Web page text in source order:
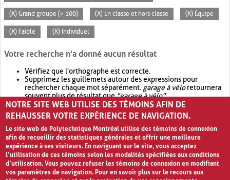
(X) Grand groupe (> 100) (X) En classe et hors classe (X) Équipe
(X) Faible (X) Individuel
Votre recherche n'a donné aucun résultat
Vérifiez que l'orthographe est correcte.
Supprimez les guillemets autour des expressions pour
rechercher chaque mot séparément. garage à véloretournera
souvent plus de résultat que"garage à vélo".
Envisagez d'élargir votre recherche avec OR.garage OR vélo
retournera souvent plus de résultat quegarage à vélo
NOTRE SITE WEB UTILISE DES TÉMOINS AFIN DE
REHAUSSER VOTRE EXPÉRIENCE DE NAVIGATION.
Le site web de Polytechnique Montréal utilise des témoins de connexion
afin de recueillir des statistiques générales et offrir une meilleure
expérience à ses visiteurs. En naviguant sur le site, vous acceptez
l’utilisation de ces témoins selon les modalités spécifiées aux conditions
d’utilisation. Vous pouvez refuser les témoins de connexion en modifiant
vos paramètres de navigation. Pour en savoir plus sur le recours aux